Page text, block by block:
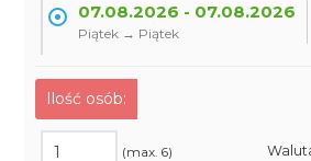
07.08.2026 - 07.08.2026
Piątek → Piątek
Ilość osób:
(max. 6)